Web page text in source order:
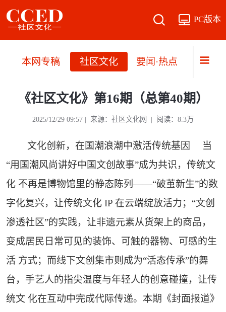
PC版本
本网专稿 社区文化 要闻·热点 直播·
《社区文化》第16期（总第40期）
2025/12/29 09:57 | 来源：社区文化网 | 阅读：8.3万
文化创新，在国潮浪潮中激活传统基因 当
“用国潮风尚讲好中国文创故事”成为共识，传统文
化 不再是博物馆里的静态陈列——“破茧新生”的数
字化复兴，让传统文化 IP 在云端绽放活力；“文创
渗透社区”的实践，让非遗元素从货架上的商品，
变成居民日常可见的装饰、可触的器物、可感的生
活 方式；而线下文创集市则成为“活态传承”的舞
台，手艺人的指尖温度与年轻人的创意碰撞，让传
统文 化在互动中完成代际传递。本期《封面报道》